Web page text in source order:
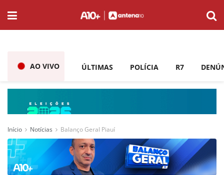
AO VIVO ÚLTIMAS POLÍCIA R7
Início Notícias Balanço Geral Piauí